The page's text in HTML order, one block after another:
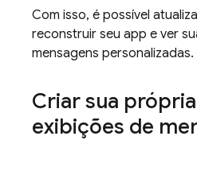
Com isso, é possível
reconstruir seu app e ver
mensagens personalizadas.
Criar sua
exibições de